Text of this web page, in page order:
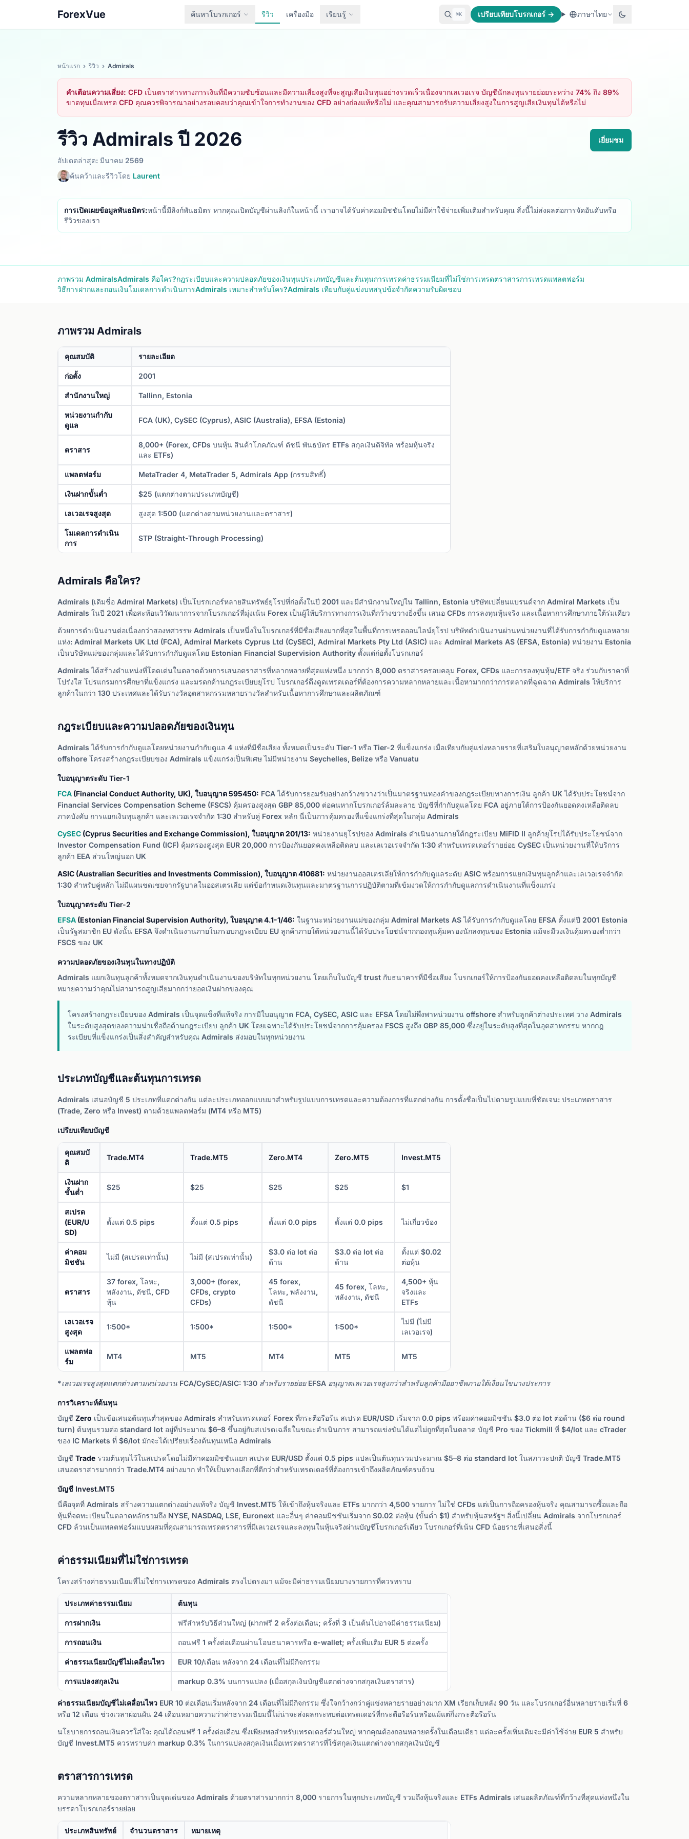
ForexVue ค้นหาโบรกเกอร์ รีวิว เครื่องมือ เรียนรู้ ⌘K เปรียบเทียบโบรกเกอร์ → ภาษาไทย
หน้าแรก › รีวิว › Admirals
คำเตือนความเสี่ยง: CFD เป็นตราสารทางการเงินที่มีความซับซ้อนและมีความเสี่ยงสูงที่จะสูญเสียเงินทุนอย่างรวดเร็วเนื่องจากเลเวอเรจ บัญชีนักลงทุนรายย่อยระหว่าง 74% ถึง 89%
ขาดทุนเมื่อเทรด CFD คุณควรพิจารณาอย่างรอบคอบว่าคุณเข้าใจการทำงานของ CFD อย่างถ่องแท้หรือไม่ และคุณสามารถรับความเสี่ยงสูงในการสูญเสียเงินทุนได้หรือไม่
รีวิว Admirals ปี 2026
อัปเดตล่าสุด: มีนาคม 2569
ค้นคว้าและรีวิวโดย Laurent
เยี่ยมชม
การเปิดเผยข้อมูลพันธมิตร:หน้านี้มีลิงก์พันธมิตร หากคุณเปิดบัญชีผ่านลิงก์ในหน้านี้ เราอาจได้รับค่าคอมมิชชันโดยไม่มีค่าใช้จ่ายเพิ่มเติมสำหรับคุณ สิ่งนี้ไม่ส่งผลต่อการจัดอันดับหรือ
รีวิวของเรา
ภาพรวม AdmiralsAdmirals คือใคร?กฎระเบียบและความปลอดภัยของเงินทุนประเภทบัญชีและต้นทุนการเทรดค่าธรรมเนียมที่ไม่ใช่การเทรดตราสารการเทรดแพลตฟอร์ม
วิธีการฝากและถอนเงินโมเดลการดำเนินการAdmirals เหมาะสำหรับใคร?Admirals เทียบกับคู่แข่งบทสรุปข้อจำกัดความรับผิดชอบ
ภาพรวม Admirals
คุณสมบัติ รายละเอียด
ก่อตั้ง 2001
สำนักงานใหญ่ Tallinn, Estonia
หน่วยงานกำกับ
ดูแล
FCA (UK), CySEC (Cyprus), ASIC (Australia), EFSA (Estonia)
ตราสาร
8,000+ (Forex, CFDs บนหุ้น สินค้าโภคภัณฑ์ ดัชนี พันธบัตร ETFs สกุลเงินดิจิทัล พร้อมหุ้นจริง
และ ETFs)
แพลตฟอร์ม MetaTrader 4, MetaTrader 5, Admirals App (กรรมสิทธิ์)
เงินฝากขั้นต่ำ $25 (แตกต่างตามประเภทบัญชี)
เลเวอเรจสูงสุด สูงสุด 1:500 (แตกต่างตามหน่วยงานและตราสาร)
โมเดลการดำเนิน
การ
STP (Straight-Through Processing)
Admirals คือใคร?
Admirals (เดิมชื่อ Admiral Markets) เป็นโบรกเกอร์หลายสินทรัพย์ยุโรปที่ก่อตั้งในปี 2001 และมีสำนักงานใหญ่ใน Tallinn, Estonia บริษัทเปลี่ยนแบรนด์จาก Admiral Markets เป็น
Admirals ในปี 2021 เพื่อสะท้อนวิวัฒนาการจากโบรกเกอร์ที่มุ่งเน้น Forex เป็นผู้ให้บริการทางการเงินที่กว้างขวางยิ่งขึ้น เสนอ CFDs การลงทุนหุ้นจริง และเนื้อหาการศึกษาภายใต้ร่มเดียว
ด้วยการดำเนินงานต่อเนื่องกว่าสองทศวรรษ Admirals เป็นหนึ่งในโบรกเกอร์ที่มีชื่อเสียงมากที่สุดในพื้นที่การเทรดออนไลน์ยุโรป บริษัทดำเนินงานผ่านหน่วยงานที่ได้รับการกำกับดูแลหลาย
แห่ง: Admiral Markets UK Ltd (FCA), Admiral Markets Cyprus Ltd (CySEC), Admiral Markets Pty Ltd (ASIC) และ Admiral Markets AS (EFSA, Estonia) หน่วยงาน Estonia
เป็นบริษัทแม่ของกลุ่มและได้รับการกำกับดูแลโดย Estonian Financial Supervision Authority ตั้งแต่ก่อตั้งโบรกเกอร์
Admirals ได้สร้างตำแหน่งที่โดดเด่นในตลาดด้วยการเสนอตราสารที่หลากหลายที่สุดแห่งหนึ่ง มากกว่า 8,000 ตราสารครอบคลุม Forex, CFDs และการลงทุนหุ้น/ETF จริง ร่วมกับราคาที่
โปร่งใส โปรแกรมการศึกษาที่แข็งแกร่ง และมรดกด้านกฎระเบียบยุโรป โบรกเกอร์ดึงดูดเทรดเดอร์ที่ต้องการความหลากหลายและเนื้อหามากกว่าการตลาดที่ฉูดฉาด Admirals ให้บริการ
ลูกค้าในกว่า 130 ประเทศและได้รับรางวัลอุตสาหกรรมหลายรางวัลสำหรับเนื้อหาการศึกษาและผลิตภัณฑ์
กฎระเบียบและความปลอดภัยของเงินทุน
Admirals ได้รับการกำกับดูแลโดยหน่วยงานกำกับดูแล 4 แห่งที่มีชื่อเสียง ทั้งหมดเป็นระดับ Tier-1 หรือ Tier-2 ที่แข็งแกร่ง เมื่อเทียบกับคู่แข่งหลายรายที่เสริมใบอนุญาตหลักด้วยหน่วยงาน
offshore โครงสร้างกฎระเบียบของ Admirals แข็งแกร่งเป็นพิเศษ ไม่มีหน่วยงาน Seychelles, Belize หรือ Vanuatu
ใบอนุญาตระดับ Tier-1
FCA (Financial Conduct Authority, UK), ใบอนุญาต 595450: FCA ได้รับการยอมรับอย่างกว้างขวางว่าเป็นมาตรฐานทองคำของกฎระเบียบทางการเงิน ลูกค้า UK ได้รับประโยชน์จาก
Financial Services Compensation Scheme (FSCS) คุ้มครองสูงสุด GBP 85,000 ต่อคนหากโบรกเกอร์ล้มละลาย บัญชีที่กำกับดูแลโดย FCA อยู่ภายใต้การป้องกันยอดคงเหลือติดลบ
ภาคบังคับ การแยกเงินทุนลูกค้า และเลเวอเรจจำกัด 1:30 สำหรับคู่ Forex หลัก นี่เป็นการคุ้มครองที่แข็งแกร่งที่สุดในกลุ่ม Admirals
CySEC (Cyprus Securities and Exchange Commission), ใบอนุญาต 201/13: หน่วยงานยุโรปของ Admirals ดำเนินงานภายใต้กฎระเบียบ MiFID II ลูกค้ายุโรปได้รับประโยชน์จาก
Investor Compensation Fund (ICF) คุ้มครองสูงสุด EUR 20,000 การป้องกันยอดคงเหลือติดลบ และเลเวอเรจจำกัด 1:30 สำหรับเทรดเดอร์รายย่อย CySEC เป็นหน่วยงานที่ให้บริการ
ลูกค้า EEA ส่วนใหญ่นอก UK
ASIC (Australian Securities and Investments Commission), ใบอนุญาต 410681: หน่วยงานออสเตรเลียให้การกำกับดูแลระดับ ASIC พร้อมการแยกเงินทุนลูกค้าและเลเวอเรจจำกัด
1:30 สำหรับคู่หลัก ไม่มีแผนชดเชยจากรัฐบาลในออสเตรเลีย แต่ข้อกำหนดเงินทุนและมาตรฐานการปฏิบัติตามที่เข้มงวดให้การกำกับดูแลการดำเนินงานที่แข็งแกร่ง
ใบอนุญาตระดับ Tier-2
EFSA (Estonian Financial Supervision Authority), ใบอนุญาต 4.1-1/46: ในฐานะหน่วยงานแม่ของกลุ่ม Admiral Markets AS ได้รับการกำกับดูแลโดย EFSA ตั้งแต่ปี 2001 Estonia
เป็นรัฐสมาชิก EU ดังนั้น EFSA จึงดำเนินงานภายในกรอบกฎระเบียบ EU ลูกค้าภายใต้หน่วยงานนี้ได้รับประโยชน์จากกองทุนคุ้มครองนักลงทุนของ Estonia แม้จะมีวงเงินคุ้มครองต่ำกว่า
FSCS ของ UK
ความปลอดภัยของเงินทุนในทางปฏิบัติ
Admirals แยกเงินทุนลูกค้าทั้งหมดจากเงินทุนดำเนินงานของบริษัทในทุกหน่วยงาน โดยเก็บในบัญชี trust กับธนาคารที่มีชื่อเสียง โบรกเกอร์ให้การป้องกันยอดคงเหลือติดลบในทุกบัญชี
หมายความว่าคุณไม่สามารถสูญเสียมากกว่ายอดเงินฝากของคุณ
โครงสร้างกฎระเบียบของ Admirals เป็นจุดแข็งที่แท้จริง การมีใบอนุญาต FCA, CySEC, ASIC และ EFSA โดยไม่พึ่งพาหน่วยงาน offshore สำหรับลูกค้าต่างประเทศ วาง Admirals
ในระดับสูงสุดของความน่าเชื่อถือด้านกฎระเบียบ ลูกค้า UK โดยเฉพาะได้รับประโยชน์จากการคุ้มครอง FSCS สูงถึง GBP 85,000 ซึ่งอยู่ในระดับสูงที่สุดในอุตสาหกรรม หากกฎ
ระเบียบที่แข็งแกร่งเป็นสิ่งสำคัญสำหรับคุณ Admirals ส่งมอบในทุกหน่วยงาน
ประเภทบัญชีและต้นทุนการเทรด
Admirals เสนอบัญชี 5 ประเภทที่แตกต่างกัน แต่ละประเภทออกแบบมาสำหรับรูปแบบการเทรดและความต้องการที่แตกต่างกัน การตั้งชื่อเป็นไปตามรูปแบบที่ชัดเจน: ประเภทตราสาร
(Trade, Zero หรือ Invest) ตามด้วยแพลตฟอร์ม (MT4 หรือ MT5)
เปรียบเทียบบัญชี
คุณสมบั
ติ
Trade.MT4 Trade.MT5 Zero.MT4 Zero.MT5 Invest.MT5
เงินฝาก
ขั้นต่ำ
$25 $25 $25 $25 $1
สเปรด
(EUR/U
SD)
ตั้งแต่ 0.5 pips ตั้งแต่ 0.5 pips ตั้งแต่ 0.0 pips ตั้งแต่ 0.0 pips ไม่เกี่ยวข้อง
ค่าคอม
มิชชัน
ไม่มี (สเปรดเท่านั้น) ไม่มี (สเปรดเท่านั้น)
$3.0 ต่อ lot ต่อ
ด้าน
$3.0 ต่อ lot ต่อ
ด้าน
ตั้งแต่ $0.02
ต่อหุ้น
ตราสาร
37 forex, โลหะ,
พลังงาน, ดัชนี, CFD
หุ้น
3,000+ (forex,
CFDs, crypto
CFDs)
45 forex,
โลหะ, พลังงาน,
ดัชนี
45 forex, โลหะ,
พลังงาน, ดัชนี
4,500+ หุ้น
จริงและ
ETFs
เลเวอเรจ
สูงสุด
1:500* 1:500* 1:500* 1:500*
ไม่มี (ไม่มี
เลเวอเรจ)
แพลตฟอ
ร์ม
MT4 MT5 MT4 MT5 MT5
*เลเวอเรจสูงสุดแตกต่างตามหน่วยงาน FCA/CySEC/ASIC: 1:30 สำหรับรายย่อย EFSA อนุญาตเลเวอเรจสูงกว่าสำหรับลูกค้ามืออาชีพภายใต้เงื่อนไขบางประการ
การวิเคราะห์ต้นทุน
บัญชี Zero เป็นข้อเสนอต้นทุนต่ำสุดของ Admirals สำหรับเทรดเดอร์ Forex ที่กระตือรือร้น สเปรด EUR/USD เริ่มจาก 0.0 pips พร้อมค่าคอมมิชชัน $3.0 ต่อ lot ต่อด้าน ($6 ต่อ round
turn) ต้นทุนรวมต่อ standard lot อยู่ที่ประมาณ $6–8 ขึ้นอยู่กับสเปรดเฉลี่ยในขณะดำเนินการ สามารถแข่งขันได้แต่ไม่ถูกที่สุดในตลาด บัญชี Pro ของ Tickmill ที่ $4/lot และ cTrader
ของ IC Markets ที่ $6/lot มักจะได้เปรียบเรื่องต้นทุนเหนือ Admirals
บัญชี Trade รวมต้นทุนไว้ในสเปรดโดยไม่มีค่าคอมมิชชันแยก สเปรด EUR/USD ตั้งแต่ 0.5 pips แปลเป็นต้นทุนรวมประมาณ $5–8 ต่อ standard lot ในสภาวะปกติ บัญชี Trade.MT5
เสนอตราสารมากกว่า Trade.MT4 อย่างมาก ทำให้เป็นทางเลือกที่ดีกว่าสำหรับเทรดเดอร์ที่ต้องการเข้าถึงผลิตภัณฑ์ครบถ้วน
บัญชี Invest.MT5
นี่คือจุดที่ Admirals สร้างความแตกต่างอย่างแท้จริง บัญชี Invest.MT5 ให้เข้าถึงหุ้นจริงและ ETFs มากกว่า 4,500 รายการ ไม่ใช่ CFDs แต่เป็นการถือครองหุ้นจริง คุณสามารถซื้อและถือ
หุ้นที่จดทะเบียนในตลาดหลักรวมถึง NYSE, NASDAQ, LSE, Euronext และอื่นๆ ค่าคอมมิชชันเริ่มจาก $0.02 ต่อหุ้น (ขั้นต่ำ $1) สำหรับหุ้นสหรัฐฯ สิ่งนี้เปลี่ยน Admirals จากโบรกเกอร์
CFD ล้วนเป็นแพลตฟอร์มแบบผสมที่คุณสามารถเทรดตราสารที่มีเลเวอเรจและลงทุนในหุ้นจริงผ่านบัญชีโบรกเกอร์เดียว โบรกเกอร์ที่เน้น CFD น้อยรายที่เสนอสิ่งนี้
ค่าธรรมเนียมที่ไม่ใช่การเทรด
โครงสร้างค่าธรรมเนียมที่ไม่ใช่การเทรดของ Admirals ตรงไปตรงมา แม้จะมีค่าธรรมเนียมบางรายการที่ควรทราบ
ประเภทค่าธรรมเนียม ต้นทุน
การฝากเงิน ฟรีสำหรับวิธีส่วนใหญ่ (ฝากฟรี 2 ครั้งต่อเดือน; ครั้งที่ 3 เป็นต้นไปอาจมีค่าธรรมเนียม)
การถอนเงิน ถอนฟรี 1 ครั้งต่อเดือนผ่านโอนธนาคารหรือ e-wallet; ครั้งเพิ่มเติม EUR 5 ต่อครั้ง
ค่าธรรมเนียมบัญชีไม่เคลื่อนไหว EUR 10/เดือน หลังจาก 24 เดือนที่ไม่มีกิจกรรม
การแปลงสกุลเงิน markup 0.3% บนการแปลง (เมื่อสกุลเงินบัญชีแตกต่างจากสกุลเงินตราสาร)
ค่าธรรมเนียมบัญชีไม่เคลื่อนไหว EUR 10 ต่อเดือนเริ่มหลังจาก 24 เดือนที่ไม่มีกิจกรรม ซึ่งใจกว้างกว่าคู่แข่งหลายรายอย่างมาก XM เรียกเก็บหลัง 90 วัน และโบรกเกอร์อื่นหลายรายเริ่มที่ 6
หรือ 12 เดือน ช่วงเวลาผ่อนผัน 24 เดือนหมายความว่าค่าธรรมเนียมนี้ไม่น่าจะส่งผลกระทบต่อเทรดเดอร์ที่กระตือรือร้นหรือแม้แต่กึ่งกระตือรือร้น
นโยบายการถอนเงินควรใส่ใจ: คุณได้ถอนฟรี 1 ครั้งต่อเดือน ซึ่งเพียงพอสำหรับเทรดเดอร์ส่วนใหญ่ หากคุณต้องถอนหลายครั้งในเดือนเดียว แต่ละครั้งเพิ่มเติมจะมีค่าใช้จ่าย EUR 5 สำหรับ
บัญชี Invest.MT5 ควรทราบค่า markup 0.3% ในการแปลงสกุลเงินเมื่อเทรดตราสารที่ใช้สกุลเงินแตกต่างจากสกุลเงินบัญชี
ตราสารการเทรด
ความหลากหลายของตราสารเป็นจุดเด่นของ Admirals ด้วยตราสารมากกว่า 8,000 รายการในทุกประเภทบัญชี รวมถึงหุ้นจริงและ ETFs Admirals เสนอผลิตภัณฑ์ที่กว้างที่สุดแห่งหนึ่งใน
บรรดาโบรกเกอร์รายย่อย
ประเภทสินทรัพย์ จำนวนตราสาร หมายเหตุ